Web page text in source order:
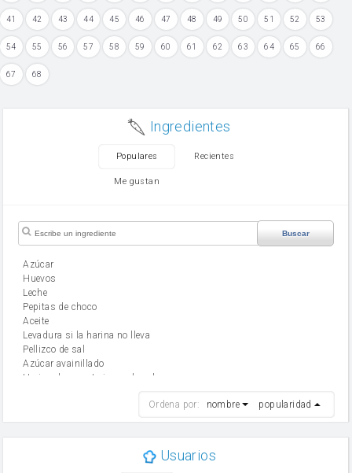
41 42 43 44 45 46 47 48 49 50 51 52 53
54 55 56 57 58 59 60 61 62 63 64 65 66
67 68
Ingredientes
Populares Recientes
Me gustan
Buscar
Azúcar
huevos
leche
Pepitas de choco
aceite
Levadura si la harina no lleva
Pellizco de sal
Azúcar avainillado
Harina de reposteria con levadura
mantequilla
Ordena por: nombre popularidad
Usuarios